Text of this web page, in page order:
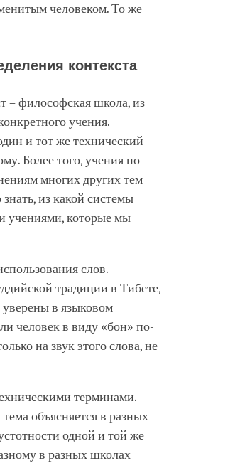
человеком. То же
контекста
– философская школа, из
учения.
и тот же технический
Более того, учения по
многих других тем
из какой системы
учениями, которые мы
слов.
традиции в Тибете,
в языковом
человек в виду «бон» по-
на звук этого слова, не
терминами.
объясняется в разных
одной и той же
в разных школах